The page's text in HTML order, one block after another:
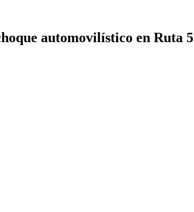
automovilístico en Ruta 5